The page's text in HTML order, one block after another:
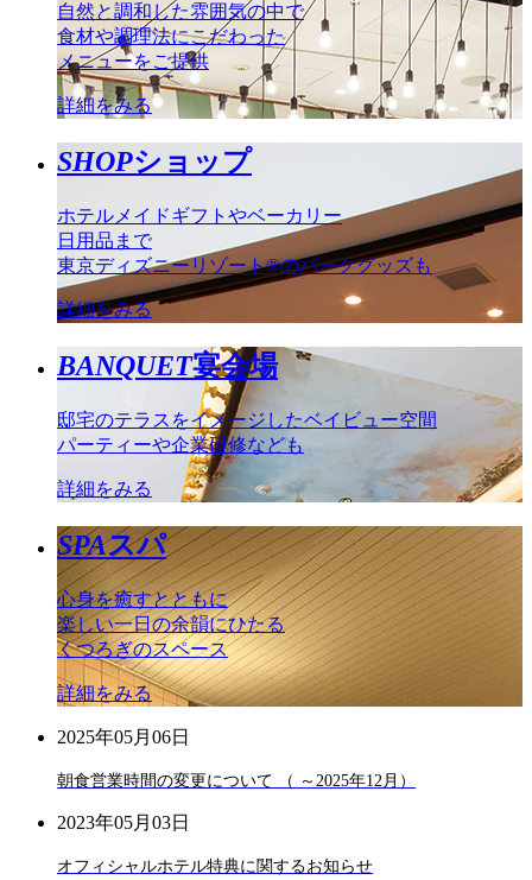
自然と調和した雰囲気の中で
食材や調理法にこだわった
メニューをご提供
詳細をみる
SHOPショップ
ホテルメイドギフトやベーカリー
日用品まで
東京ディズニーリゾート®のパークグッズも
詳細をみる
BANQUET宴会場
邸宅のテラスをイメージしたベイビュー空間
パーティーや企業研修なども
詳細をみる
SPAスパ
心身を癒すとともに
楽しい一日の余韻にひたる
くつろぎのスペース
詳細をみる
2025年05月06日
朝食営業時間の変更について （ ～2025年12月）
2023年05月03日
オフィシャルホテル特典に関するお知らせ